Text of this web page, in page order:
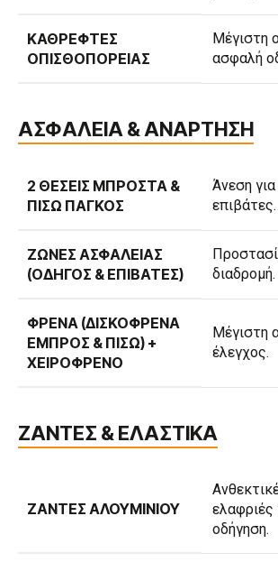
ΚΑΘΡΈΦΤΕΣ
ΟΠΙΣΘΟΠΟΡΕΊΑΣ
Μέγιστη
ασφαλή
ΑΣΦΑΛΕΙΑ & ΑΝΑΡΤΗΣΗ
2 ΘΈΣΕΙΣ ΜΠΡΟΣΤΆ &
ΠΊΣΩ ΠΆΓΚΟΣ
Άνεση
επιβάτες.
ΖΏΝΕΣ ΑΣΦΑΛΕΊΑΣ
(ΟΔΗΓΌΣ & ΕΠΙΒΆΤΕΣ)
διαδρομή.
ΦΡΈΝΑ (ΔΙΣΚΌΦΡΕΝΑ
ΕΜΠΡΌΣ & ΠΊΣΩ) +
ΧΕΙΡΌΦΡΕΝΟ
Μέγιστη
έλεγχος.
ΖΑΝΤΕΣ & ΕΛΑΣΤΙΚΑ
ΖΆΝΤΕΣ ΑΛΟΥΜΙΝΊΟΥ
ελαφριές
οδήγηση.